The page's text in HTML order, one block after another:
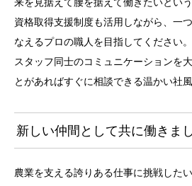
資格取得支援制度も活用しながら、一
なえるプロの職人を目指してください。
スタッフ同士のコミュニケーションを
とがあればすぐに相談できる温かい社風
新しい仲間として共に働きま
農業を支える誇りある仕事に挑戦した